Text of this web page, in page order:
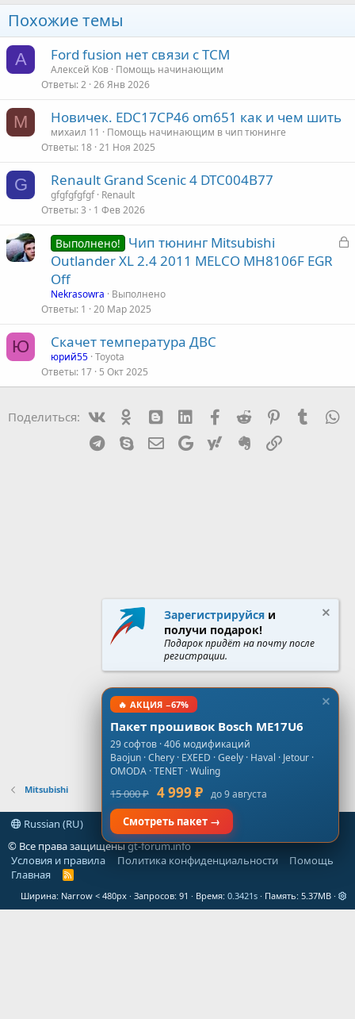
Похожие темы
А Ford fusion нет связи с TCM
Алексей Ков Помощь начинающим
Ответы 2 26 Янв 2026
М Новичек. EDC17CP46 om651 как и чем шить
михаил 11
Помощь начинающим в чип тюнинге
Ответы 18 21 Ноя 2025
G Renault Grand Scenic 4 DTC004B77
gfgfgfgfgf Renault
Ответы 3 1 Фев 2026
З
Выполнено!
Чип тюнинг Mitsubishi
Outlander XL 2.4 2011 MELCO MH8106F EGR
Off
Nekrasowra
Выполнено
Ответы 1 20 Мар 2025
Ю Скачет температура ДВС
юрий55 Toyota
Ответы 17 5 Окт 2025
Поделиться: Ok mes_blogger
Linked InFacebook
Reddit PinterestTumblr
Telegram
Skype Эл. почта
Google Yahoo Evernote
Mitsubishi
Russian (RU)
© Все права защищеныgt-forum.info
Условия и правила
Политика конфиденциальности
Помощь
Главная
R
S
Ширина Запросов 91 Время 0.3421s Память 5.37MB
Зарегистрируйся и
получи подарок!
Подарок придёт на почту после
регистрации.
🔥 АКЦИЯ −67%
Пакет прошивок Bosch ME17U6
29 софтов · 406 модификаций
Baojun · Chery · EXEED · Geely · Haval · Jetour ·
OMODA · TENET · Wuling
15 000 ₽ 4 999 ₽ до 9 августа
Смотреть пакет →